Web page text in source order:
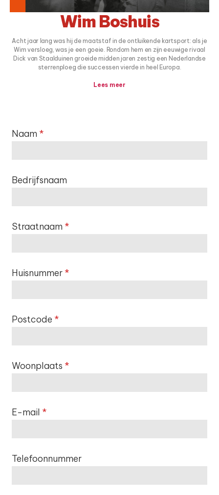
Wim Boshuis
Acht jaar lang was hij de maatstaf in de ontluikende kartsport: als je
Wim versloeg, was je een goeie. Rondom hem en zijn eeuwige rivaal
Dick van Staalduinen groeide midden jaren zestig een Nederlandse
sterrenploeg die successen vierde in heel Europa.
Lees meer
Naam *
Bedrijfsnaam
Straatnaam *
Huisnummer *
Postcode *
Woonplaats *
E-mail *
Telefoonnummer